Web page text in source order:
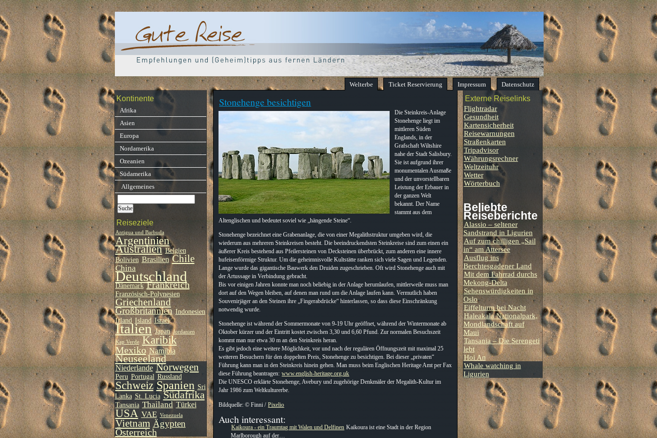
Welterbe Ticket Reservierung Impressum Datenschutz
Stonehenge besichtigen
Die Steinkreis-Anlage
Stonehenge liegt im
mittleren Süden
Englands, in der
Grafschaft Wiltshire
nahe der Stadt Salisbury.
Sie ist aufgrund ihrer
monumentalen Ausmaße
und der unvorstellbaren
Leistung der Erbauer in
der ganzen Welt
bekannt. Der Name
stammt aus dem
Altenglischen und bedeutet soviel wie „hängende Steine“.
Stonehenge bezeichnet eine Grabenanlage, die von einer Megalithstruktur umgeben wird, die
wiederum aus mehreren Steinkreisen besteht. Die beeindruckendsten Steinkreise sind zum einen ein
äußerer Kreis bestehend aus Pfeilersteinen von Decksteinen überbrückt, zum anderen eine innere
hufeisenförmige Struktur. Um die geheimnisvolle Kultstätte ranken sich viele Sagen und Legenden.
Lange wurde das gigantische Bauwerk den Druiden zugeschrieben. Oft wird Stonehenge auch mit
der Artussage in Verbindung gebracht.
Bis vor einigen Jahren konnte man noch beliebig in der Anlage herumlaufen, mittlerweile muss man
dort auf den Wegen bleiben, auf denen man rund um die Anlage laufen kann. Vermutlich haben
Souvenirjäger an den Steinen ihre „Fingerabdrücke“ hinterlassen, so dass diese Einschränkung
notwendig wurde.
Stonehenge ist während der Sommermonate von 9-19 Uhr geöffnet, während der Wintermonate ab
Oktober kürzer und der Eintritt kostet zwischen 3,30 und 6,60 Pfund. Zur normalen Besuchszeit
kommt man nur etwa 30 m an den Steinkreis heran.
Es gibt jedoch eine weitere Möglichkeit, vor und nach der regulären Öffnungszeit mit maximal 25
weiteren Besuchern für den doppelten Preis, Stonehenge zu besichtigen. Bei dieser „privaten“
Führung kann man in den Steinkreis hinein gehen. Man muss beim Englischen Heritage Amt per Fax
diese Führung beantragen: www.english-heritage.org.uk
Die UNESCO erklärte Stonehenge, Avebury und zugehörige Denkmäler der Megalith-Kultur im
Jahr 1986 zum Weltkulturerbe.
Bildquelle: © Finni / Pixelio
Auch interessant:
Kaikoura - ein Traumtag mit Walen und Delfinen Kaikoura ist eine Stadt in der Region
Marlborough auf der…
Externe Reiselinks
Flightradar
Gesundheit
Kartensicherheit
Reisewarnungen
Straßenkarten
Tripadvisor
Währungsrechner
Weltzeituhr
Wetter
Wörterbuch
Beliebte
Reiseberichte
Alassio – seltener
Sandstrand in Ligurien
Auf zum chilligen „Sail
in“ am Attersee
Ausflug ins
Berchtesgadener Land
Mit dem Fahrrad durchs
Mekong-Delta
Sehenswürdigkeiten in
Oslo
Eiffelturm bei Nacht
Haleakala Nationalpark,
Mondlandschaft auf
Maui
Tansania – Die Serengeti
lebt
Hoi An
Whale watching in
Ligurien
Kontinente
Afrika
Asien
Europa
Nordamerika
Ozeanien
Südamerika
Allgemeines
Reiseziele
Antigua und Barbuda
Argentinien
Australien Belgien
Bolivien Brasilien Chile
China
Deutschland
Dänemark Frankreich
Französisch-Polynesien
Griechenland
Großbritannien Indonesien
Irland Island Israel
Italien Japan Jordanien
Kap Verde Karibik
Mexiko Namibia
Neuseeland
Niederlande Norwegen
Peru Portugal Russland
Schweiz Spanien Sri
Lanka St. Lucia Südafrika
Tansania Thailand Türkei
USA VAE Venezuela
Vietnam Ägypten
Österreich